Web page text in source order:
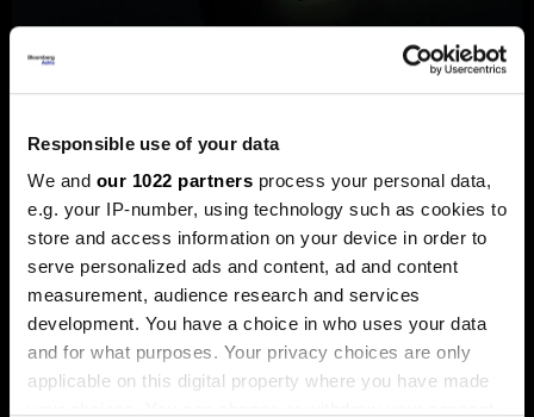
Responsible use of your data
We and our 1022 partners process your personal data,
e.g. your IP-number, using technology such as cookies to
store and access information on your device in order to
serve personalized ads and content, ad and content
measurement, audience research and services
development. You have a choice in who uses your data
and for what purposes. Your privacy choices are only
applicable on this digital property where you have made
„Енвидија“ купи стартап основан
од Mакедонецот Вања
Лесковец
„Кумо АИ“ развива модели наменети за
предвидување деловни настани.